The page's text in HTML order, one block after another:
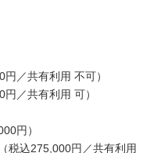
円／共有利用 不可）
円／共有利用 可）
円）
（税込275,000円／共有利用